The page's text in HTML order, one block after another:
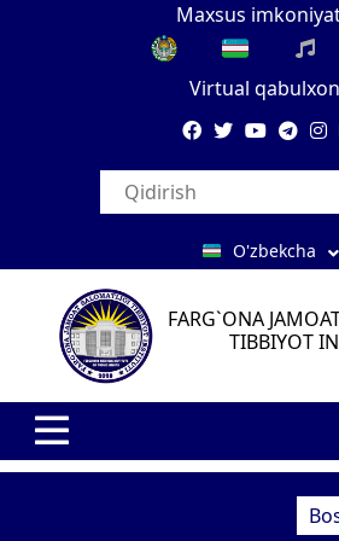
Maxsus
Virtual
O'zbekcha
FARG`ONA
TIBBIYOT